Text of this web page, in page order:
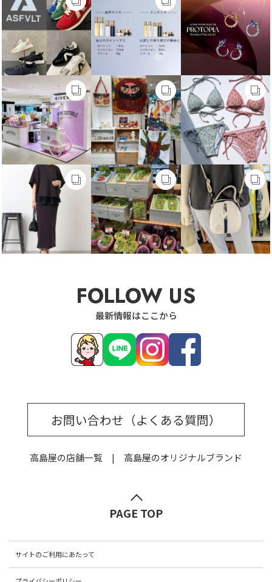
FOLLOW US
最新情報はここから
お問い合わせ（よくある質問）
高島屋の店舗一覧 高島屋のオリジナルブランド
PAGE TOP
サイトのご利用にあたって